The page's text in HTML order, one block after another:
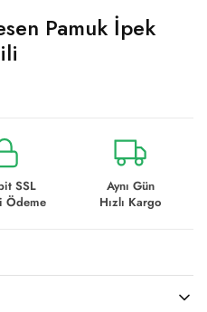
Pamuk İpek
SSL
Ödeme
Aynı Gün
Hızlı Kargo